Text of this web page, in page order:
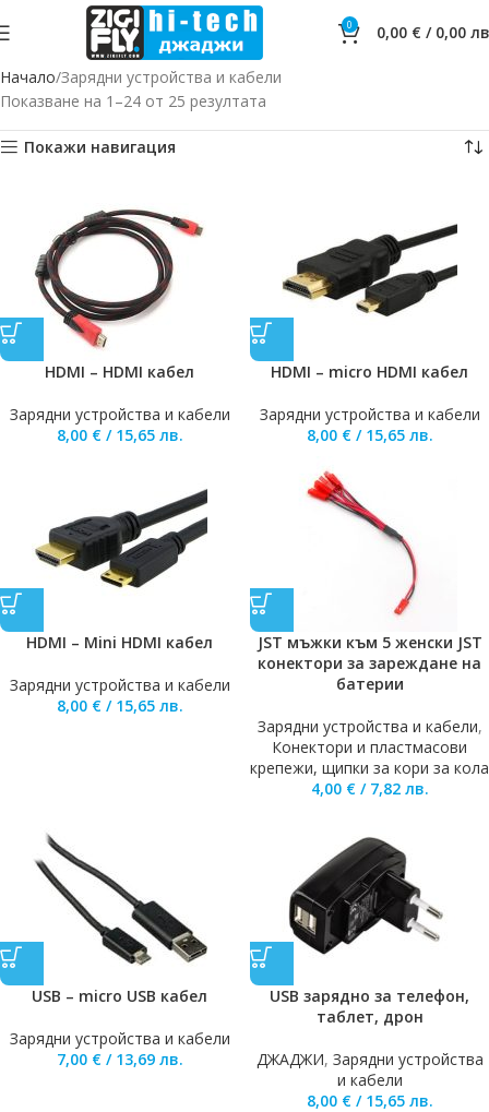
0 0,00 € / 0,00
Начало Зарядни устройства и кабели
Показване на 1–24 от 25 резултата
Покажи навигация
HDMI – HDMI кабел
Зарядни устройства и кабели
8,00 € / 15,65 лв.
HDMI – micro HDMI кабел
Зарядни устройства и кабели
8,00 € / 15,65 лв.
HDMI – Mini HDMI кабел
Зарядни устройства и кабели
8,00 € / 15,65 лв.
JST мъжки към 5 женски JST
конектори за зареждане на
батерии
Зарядни устройства и кабели,
Конектори и пластмасови
крепежи, щипки за кори за кола
4,00 € / 7,82 лв.
USB – micro USB кабел
Зарядни устройства и кабели
7,00 € / 13,69 лв.
USB зарядно за телефон,
таблет, дрон
ДЖАДЖИ, Зарядни устройства
и кабели
8,00 € / 15,65 лв.